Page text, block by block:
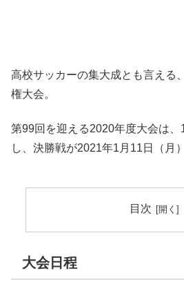
高校サッカーの集大成とも言える
権大会。
第99回を迎える2020年度大会は
し、決勝戦が2021年1月11日（月
目次
大会日程